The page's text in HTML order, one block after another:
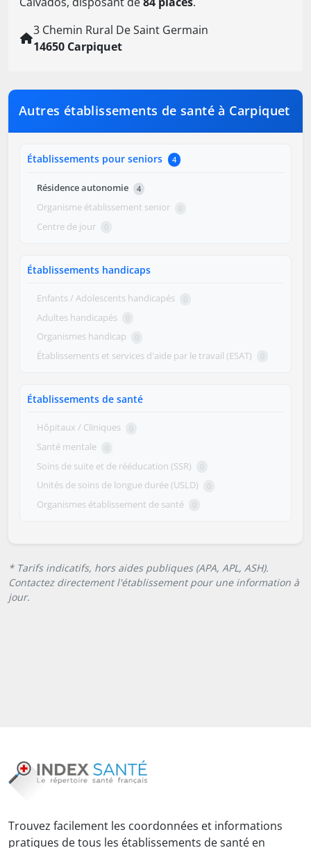
3 Chemin Rural De Saint Germain
14650 Carpiquet
Autres établissements de santé à Carpiquet
Établissements pour seniors 4
Résidence autonomie 4
Organisme établissement senior 0
Centre de jour 0
Établissements handicaps
Enfants / Adolescents handicapés 0
Adultes handicapés 0
Organismes handicap 0
Établissements et services d'aide par le travail (ESAT) 0
Établissements de santé
Hôpitaux / Cliniques 0
Santé mentale 0
Soins de suite et de rééducation (SSR) 0
Unités de soins de longue durée (USLD) 0
Organismes établissement de santé 0
* Tarifs indicatifs, hors aides publiques (APA, APL, ASH).
Contactez directement l'établissement pour une information à
jour.
Trouvez facilement les coordonnées et informations
pratiques de tous les établissements de santé en